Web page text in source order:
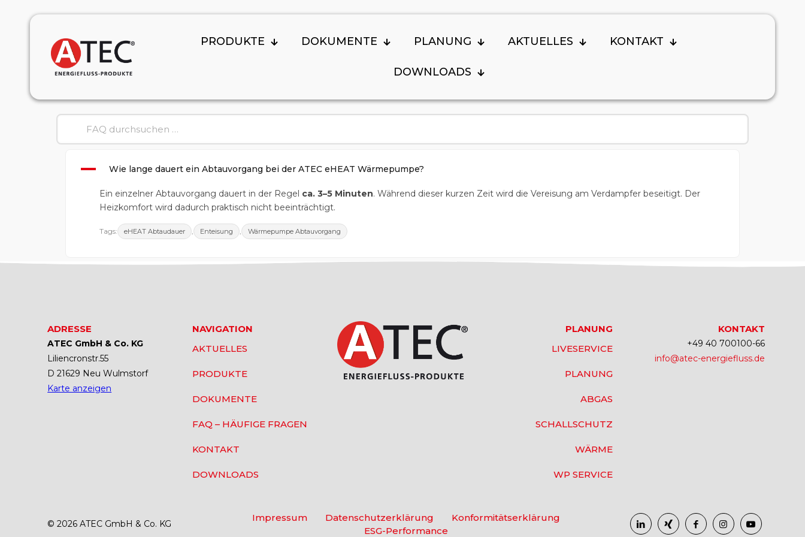
PRODUKTE DOKUMENTE PLANUNG AKTUELLES KONTAKT
DOWNLOADS
A Wie lange dauert ein Abtauvorgang bei der ATEC eHEAT Wärmepumpe?
Ein einzelner Abtauvorgang dauert in der Regel ca. 3–5 Minuten. Während dieser kurzen Zeit wird die Vereisung am Verdampfer beseitigt. Der
Heizkomfort wird dadurch praktisch nicht beeinträchtigt.
Tags: eHEAT Abtaudauer , Enteisung , Wärmepumpe Abtauvorgang
ADRESSE
ATEC GmbH & Co. KG
Liliencronstr.55
D 21629 Neu Wulmstorf
Karte anzeigen
NAVIGATION
AKTUELLES
PRODUKTE
DOKUMENTE
FAQ – HÄUFIGE FRAGEN
KONTAKT
DOWNLOADS
PLANUNG
LIVESERVICE
PLANUNG
ABGAS
SCHALLSCHUTZ
WÄRME
WP SERVICE
KONTAKT
+49 40 700100-66
info@atec-energiefluss.de
© 2026 ATEC GmbH & Co. KG
Impressum Datenschutzerklärung
Konformitätserklärung
ESG-Performance